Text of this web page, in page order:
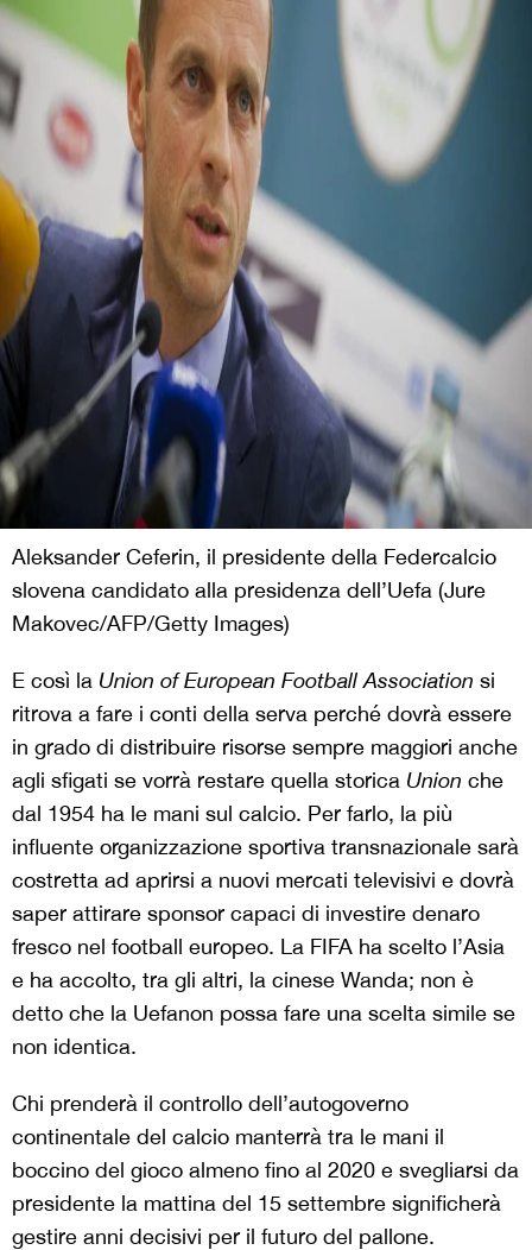
Aleksander Ceferin, il presidente della Federcalcio
slovena candidato alla presidenza dell’Uefa (Jure
Makovec/AFP/Getty Images)
E così la Union of European Football Association si
ritrova a fare i conti della serva perché dovrà essere
in grado di distribuire risorse sempre maggiori anche
agli sfigati se vorrà restare quella storica Union che
dal 1954 ha le mani sul calcio. Per farlo, la più
influente organizzazione sportiva transnazionale sarà
costretta ad aprirsi a nuovi mercati televisivi e dovrà
saper attirare sponsor capaci di investire denaro
fresco nel football europeo. La FIFA ha scelto l’Asia
e ha accolto, tra gli altri, la cinese Wanda; non è
detto che la Uefanon possa fare una scelta simile se
non identica.
Chi prenderà il controllo dell’autogoverno
continentale del calcio manterrà tra le mani il
boccino del gioco almeno fino al 2020 e svegliarsi da
presidente la mattina del 15 settembre significherà
gestire anni decisivi per il futuro del pallone.